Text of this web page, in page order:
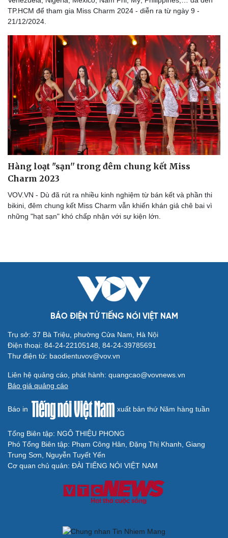
TP.HCM để tham gia Miss Charm 2024 - diễn ra từ ngày 9 -
21/12/2024.
Hàng loạt "sạn'' trong đêm chung kết Miss
Charm 2023
VOV.VN - Dù đã rút ra nhiều kinh nghiệm từ bán kết và phần thi
bikini, đêm chung kết Miss Charm vẫn khiến khán giả chê bai vì
những "hạt sạn" khó chấp nhận với sự kiện lớn.
BÁO ĐIỆN TỬ TIẾNG NÓI VIỆT NAM
Trụ sở: 37 Bà Triệu, phường Cửa Nam, Hà Nội
Điện thoại: 84-24-22105148, 84-24-39785691
Thư điện tử: baodientuvov@vov.vn
Liên hệ quảng cáo, phát hành: quangcao@vovnews.vn
Báo giá quảng cáo
Báo in xuất bản thứ Năm hàng tuần
Tổng Biên tập: NGÔ THIỆU PHONG
Phó Tổng Biên tập: Phạm Công Hân, Đặng Thị Khanh, Giang
Trung Sơn, Nguyễn Tuyết Yến
Cơ quan chủ quản: ĐÀI TIẾNG NÓI VIỆT NAM